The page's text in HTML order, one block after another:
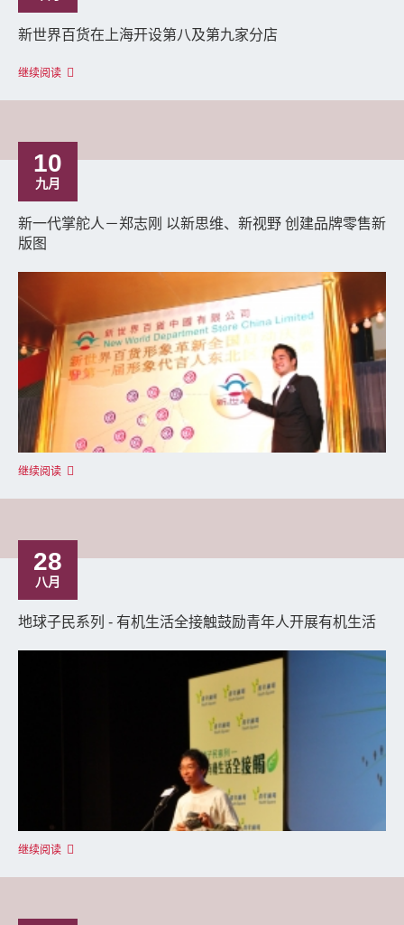
新世界百货在上海开设第八及第九家分店
继续阅读
10
九月
新一代掌舵人－郑志刚 以新思维、新视野 创建品牌零售新
版图
继续阅读
28
八月
地球子民系列 - 有机生活全接触鼓励青年人开展有机生活
继续阅读